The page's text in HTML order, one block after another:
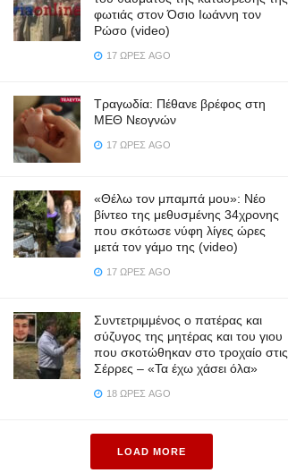
φωτιάς στον Όσιο Ιωάννη τον
Ρώσο (video)
17 ΏΡΕΣ AGO
Τραγωδία: Πέθανε βρέφος στη
ΜΕΘ Νεογνών
17 ΏΡΕΣ AGO
«Θέλω τον μπαμπά μου»: Νέο
βίντεο της μεθυσμένης 34χρονης
που σκότωσε νύφη λίγες ώρες
μετά τον γάμο της (video)
17 ΏΡΕΣ AGO
Συντετριμμένος ο πατέρας και
σύζυγος της μητέρας και του γιου
που σκοτώθηκαν στο τροχαίο στις
Σέρρες – «Τα έχω χάσει όλα»
18 ΏΡΕΣ AGO
LOAD MORE